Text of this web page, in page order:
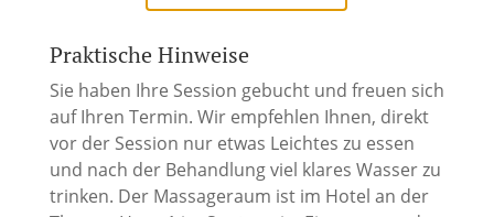
Praktische Hinweise
Sie haben Ihre Session gebucht und freuen sich
auf Ihren Termin. Wir empfehlen Ihnen, direkt
vor der Session nur etwas Leichtes zu essen
und nach der Behandlung viel klares Wasser zu
trinken. Der Massageraum ist im Hotel an der